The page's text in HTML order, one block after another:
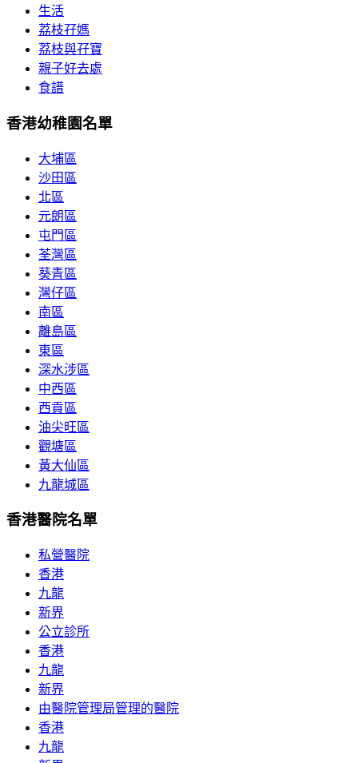
生活
荔枝孖媽
荔枝與孖寶
親子好去處
食譜
香港幼稚園名單
大埔區
沙田區
北區
元朗區
屯門區
荃灣區
葵青區
灣仔區
南區
離島區
東區
深水涉區
中西區
西貢區
油尖旺區
觀塘區
黃大仙區
九龍城區
香港醫院名單
私營醫院
香港
九龍
新界
公立診所
香港
九龍
新界
由醫院管理局管理的醫院
香港
九龍